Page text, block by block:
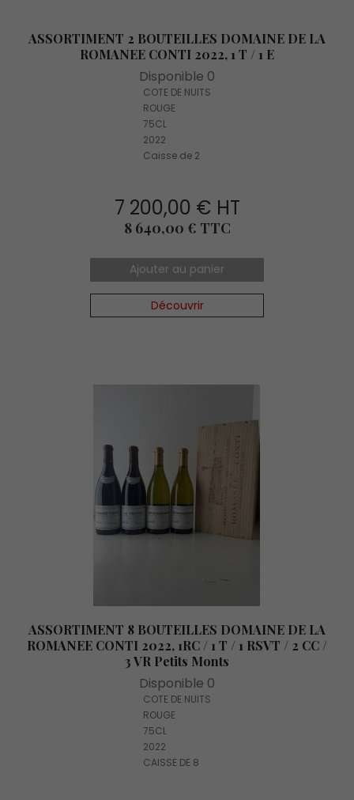
ASSORTIMENT 2 BOUTEILLES DOMAINE DE LA
ROMANEE CONTI 2022, 1 T / 1 E
Disponible 0
COTE DE NUITS
ROUGE
75CL
2022
Caisse de 2
7 200,00 € HT
Prix
8 640,00 € TTC
Ajouter au panier
Découvrir
ASSORTIMENT 8 BOUTEILLES DOMAINE DE LA
ROMANEE CONTI 2022, 1RC / 1 T / 1 RSVT / 2 CC /
3 VR Petits Monts
Disponible 0
COTE DE NUITS
ROUGE
75CL
2022
CAISSE DE 8